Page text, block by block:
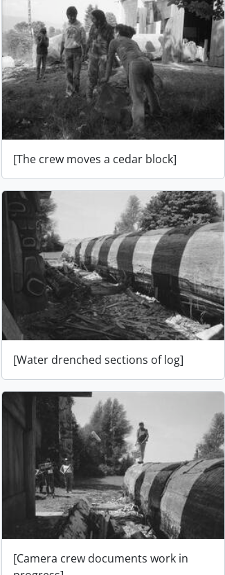
[The crew moves a cedar block]
[Water drenched sections of log]
[Camera crew documents work in